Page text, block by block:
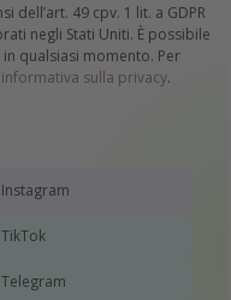
dell’art. 49 cpv. 1 lit. a GDPR
negli Stati Uniti. È possibile
qualsiasi momento. Per
informativa sulla privacy.
Instagram
TikTok
Telegram